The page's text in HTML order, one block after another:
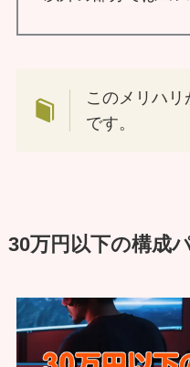
このメリハ
です。
30万円以下の構成